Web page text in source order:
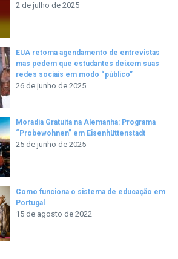
2 de julho de 2025
EUA retoma agendamento de entrevistas
mas pedem que estudantes deixem suas
redes sociais em modo “público”
26 de junho de 2025
Moradia Gratuita na Alemanha: Programa
“Probewohnen” em Eisenhüttenstadt
25 de junho de 2025
Como funciona o sistema de educação em
Portugal
15 de agosto de 2022